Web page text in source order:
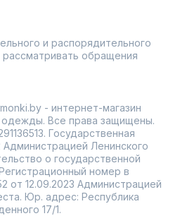
и распорядительного
обращения
- интернет-магазин
Все права защищены.
Государственная
Администрацией Ленинского
о государственной
номер в
от 12.09.2023 Администрацией
Юр. адрес: Республика
17/1.